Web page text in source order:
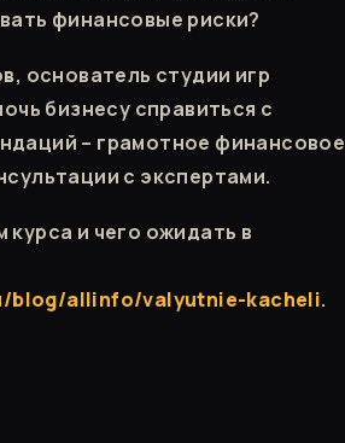
финансовые риски?
, основатель студии игр
бизнесу справиться с
– грамотное финансовое
с экспертами.
и чего ожидать в
blog/allinfo/valyutnie-kacheli.